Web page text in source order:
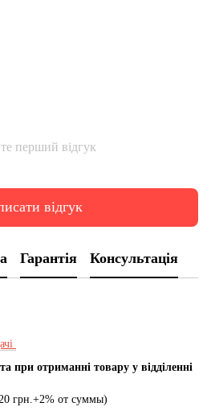
перший відгук
відгук
Гарантія Консультація
при отриманні товару у відділенні
грн.+2% от суммы)